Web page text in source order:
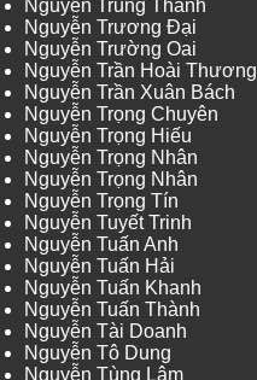
Nguyễn Trung Thành
Nguyễn Trương Đại
Nguyễn Trường Oai
Nguyễn Trần Hoài Thương
Nguyễn Trần Xuân Bách
Nguyễn Trọng Chuyên
Nguyễn Trọng Hiếu
Nguyễn Trọng Nhân
Nguyễn Trọng Nhân
Nguyễn Trọng Tín
Nguyễn Tuyết Trinh
Nguyễn Tuấn Anh
Nguyễn Tuấn Hải
Nguyễn Tuấn Khanh
Nguyễn Tuấn Thành
Nguyễn Tài Doanh
Nguyễn Tô Dung
Nguyễn Tùng Lâm